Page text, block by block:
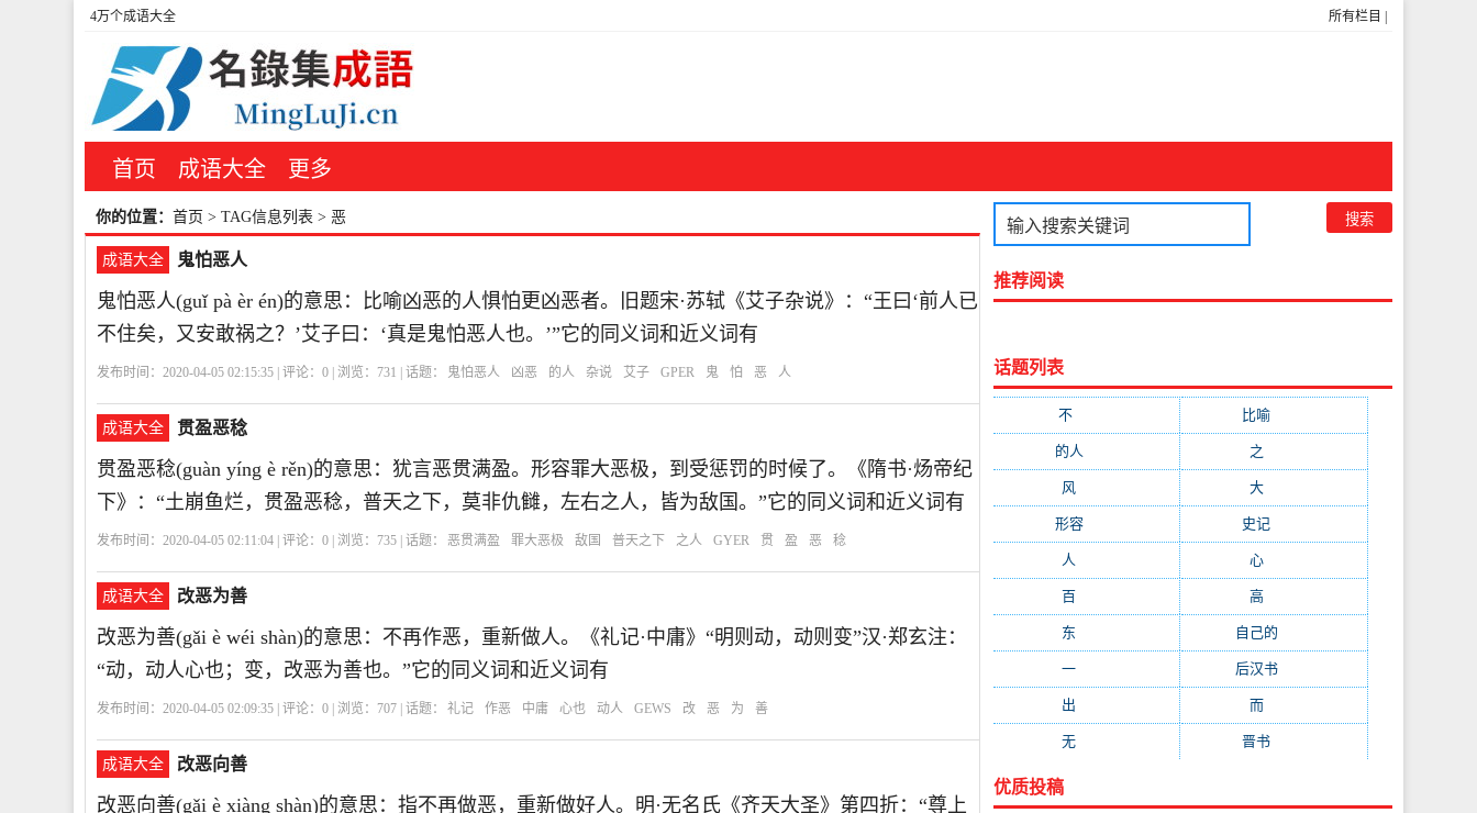
所有栏目
4万个成语大全
首页 成语大全 更多
你的位置： 首页 > TAG信息列表 > 恶
成语大全 鬼怕恶人
鬼怕恶人(guǐ pà èr én)的意思：比喻凶恶的人惧怕更凶恶者。旧题宋·苏轼《艾子杂说》：“王曰‘前人已
不住矣，又安敢祸之？’艾子曰：‘真是鬼怕恶人也。’”它的同义词和近义词有
发布时间：2020-04-05 02:15:35 | 评论： 0 | 浏览： 731 | 话题： 鬼怕恶人 凶恶 的人 杂说 艾子 GPER 鬼 怕 恶 人
成语大全 贯盈恶稔
贯盈恶稔(guàn yíng è rěn)的意思：犹言恶贯满盈。形容罪大恶极，到受惩罚的时候了。《隋书·炀帝纪
下》：“土崩鱼烂，贯盈恶稔，普天之下，莫非仇雠，左右之人，皆为敌国。”它的同义词和近义词有
发布时间：2020-04-05 02:11:04 | 评论： 0 | 浏览： 735 | 话题： 恶贯满盈 罪大恶极 敌国 普天之下 之人 GYER 贯 盈 恶 稔
成语大全 改恶为善
改恶为善(gǎi è wéi shàn)的意思：不再作恶，重新做人。《礼记·中庸》“明则动，动则变”汉·郑玄注：
“动，动人心也；变，改恶为善也。”它的同义词和近义词有
发布时间：2020-04-05 02:09:35 | 评论： 0 | 浏览： 707 | 话题： 礼记 作恶 中庸 心也 动人 GEWS 改 恶 为 善
成语大全 改恶向善
改恶向善(gǎi è xiàng shàn)的意思：指不再做恶，重新做好人。明·无名氏《齐天大圣》第四折：“尊上
推荐阅读
话题列表
不(1048) 比喻
的人 之
风 大(292)
形容(281) 史记
人 心(200)
百 高(190)
东 自己的
一 后汉书(177)
出 而(164)
无 晋书
优质投稿